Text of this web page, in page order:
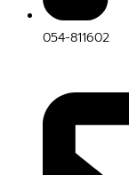
054-811602